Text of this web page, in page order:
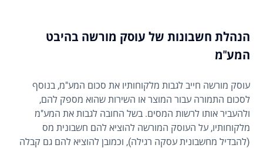
הנהלת חשבונות של עוסק מורשה בהיבט
המע"מ
עוסק מורשה חייב לגבות מלקוחותיו את סכום המע"מ, בנוסף
לסכום התמורה עבור המוצר או השירות שהוא מספק להם,
ולהעביר אותו לרשות המסים. בשל החובה לגבות את המע"מ
מלקוחותיו, על העוסק המורשה להוציא להם חשבונית מס
(להבדיל מחשבונית עסקה רגילה), וכמובן להוציא להם גם קבלה